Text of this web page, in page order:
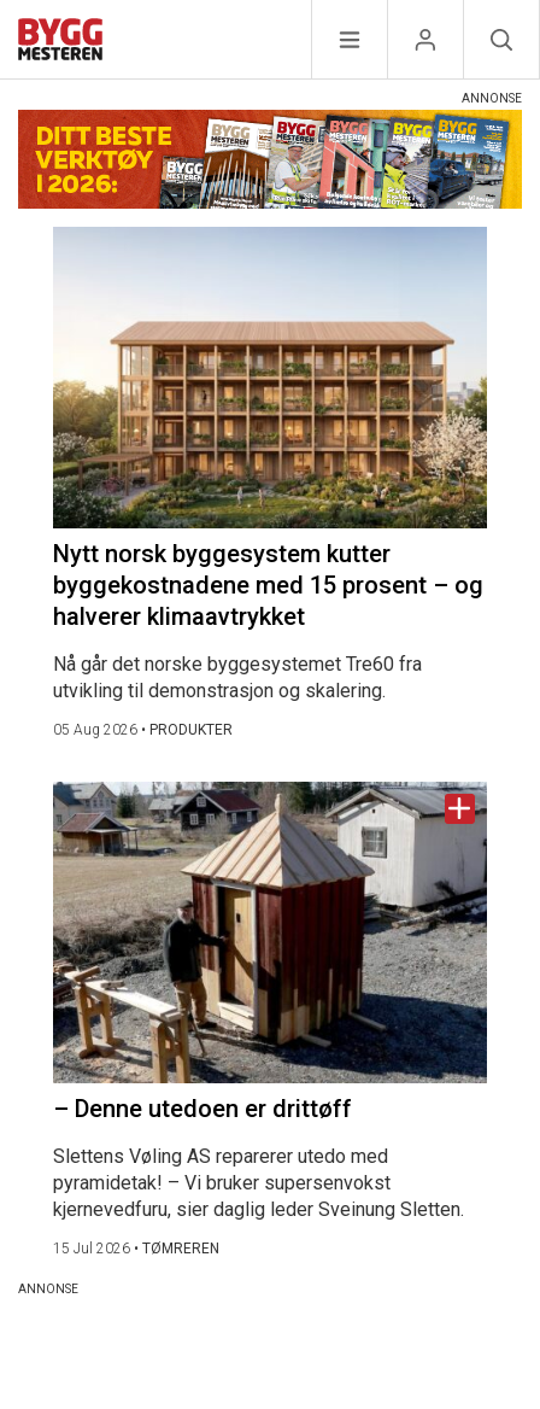
Nytt norsk byggesystem kutter
byggekostnadene med 15 prosent – og
halverer klimaavtrykket
Nå går det norske byggesystemet Tre60 fra
utvikling til demonstrasjon og skalering.
05 Aug 2026 • PRODUKTER
– Denne utedoen er drittøff
Slettens Vøling AS reparerer utedo med
pyramidetak! – Vi bruker supersenvokst
kjernevedfuru, sier daglig leder Sveinung Sletten.
15 Jul 2026 • TØMREREN